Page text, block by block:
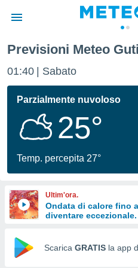
di
per
le
di
Web
Previsioni Meteo
01:40 Sabato
Parzialmente nuvoloso
25°
Temp. percepita 27°
Ultim'ora.
Ondata di calore fino
diventare
Scarica GRATIS la app